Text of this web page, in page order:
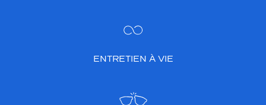
ENTRETIEN À VIE